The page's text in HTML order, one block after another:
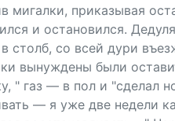
мигалки, приказывая
и остановился.
столб, со всей дури
вынуждены были
" газ — в пол и "сделал
— я уже две недели